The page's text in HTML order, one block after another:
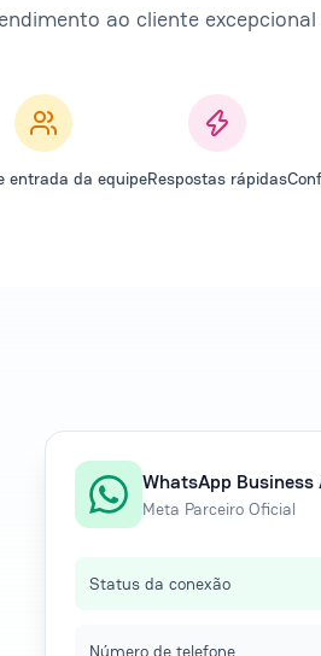
ao cliente
entrada da equipeRespostas rápidas
WhatsApp Business
Meta Parceiro Oficial
Status da conexão
Número de telefone